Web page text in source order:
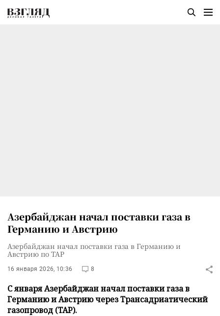
Азербайджан начал поставки газа в
Германию и Австрию
Азербайджан начал поставки газа в Германию и
Австрию по TAP
16 января 2026, 10:36 8
С января Азербайджан начал поставки газа в
Германию и Австрию через Трансадриатический
газопровод (TAP).